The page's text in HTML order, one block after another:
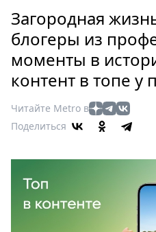
Россия
Мир
Здоровье
Еда
Мода
Театр
Выставки
Загородная
блогеры из
моменты в
контент в топе у
Читайте Metro в
Поделиться